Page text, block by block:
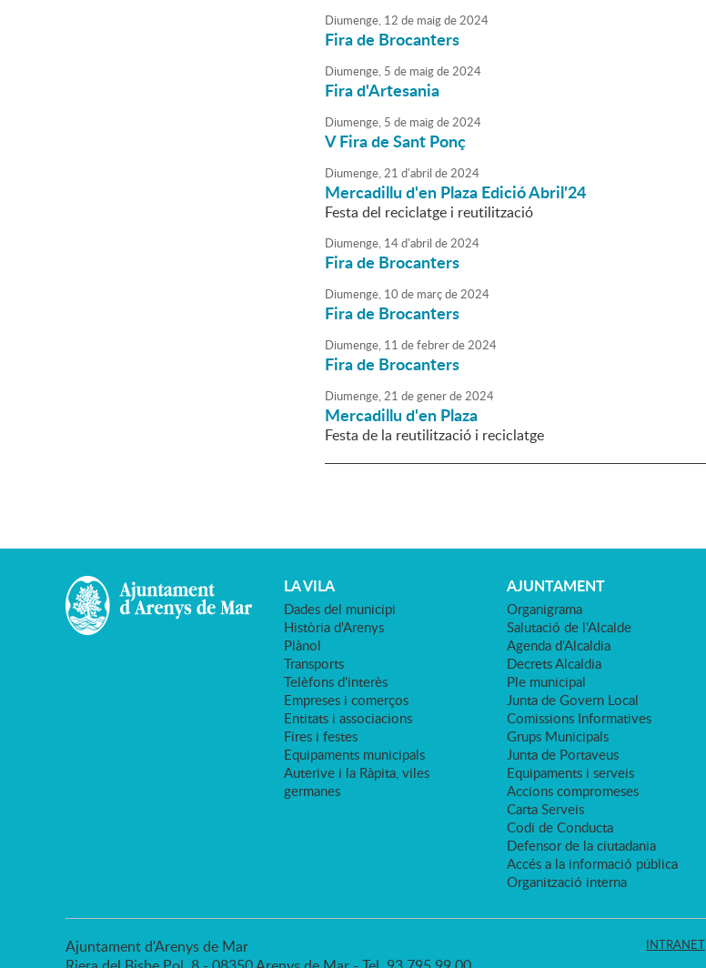
Diumenge, 12 de maigde2024
Fira de Brocanters
Diumenge, 5 de maigde2024
Fira d'Artesania
Diumenge, 5 de maigde2024
V Fira de Sant Ponç
Diumenge,21 d'abril de2024
Mercadillu d'en Plaza Edició Abril'24
Festa del reciclatge i reutilització
Diumenge, 14d'abril de2024
Fira de Brocanters
Diumenge, 10 de marçde2024
Fira de Brocanters
Diumenge, 11 defebrerde2024
Fira de Brocanters
Diumenge,21 degenerde2024
Mercadillu d'en Plaza
Festa de la reutilització i reciclatge
LA VILA
Dades del municipi
Història d'Arenys
Plànol
Transports
Telèfons d'interès
Empreses i comerços
Entitats i associacions
Fires i festes
Equipaments municipals
Auterive i la Ràpita, viles
germanes
AJUNTAMENT
Organigrama
Salutació de l'Alcalde
Agenda d'Alcaldia
Decrets Alcaldia
Ple municipal
Junta de Govern Local
Comissions Informatives
Grups Municipals
Junta de Portaveus
Equipaments i serveis
Accions compromeses
Carta Serveis
Codi de Conducta
Defensor de la ciutadania
Accés a la informació pública
Organització interna
Ajuntament d'Arenys de Mar
INTRANET